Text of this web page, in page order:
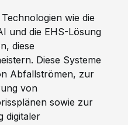
wie die
und die EHS-Lösung
diese
Diese Systeme
Abfallströmen, zur
von
sowie zur
digitaler